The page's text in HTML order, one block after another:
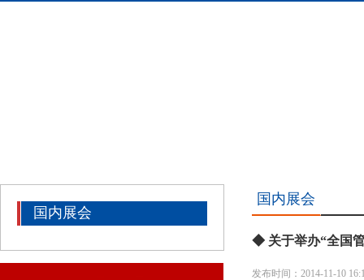
国内展会
国内展会
◆ 关于举办“全国
发布时间：2014-11-10